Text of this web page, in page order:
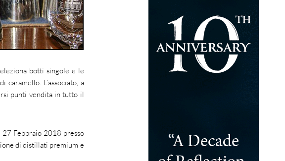
botti singole e le
L’associato, a
punti vendita in tutto il
27 Febbraio 2018 presso
di distillati premium e